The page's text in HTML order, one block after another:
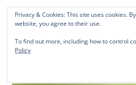
Norddeutsche
Michael Kohlhaas und
Privacy & Cookies: This site uses cookies.
website, you agree to their use.
To find out more, including how to control
Policy